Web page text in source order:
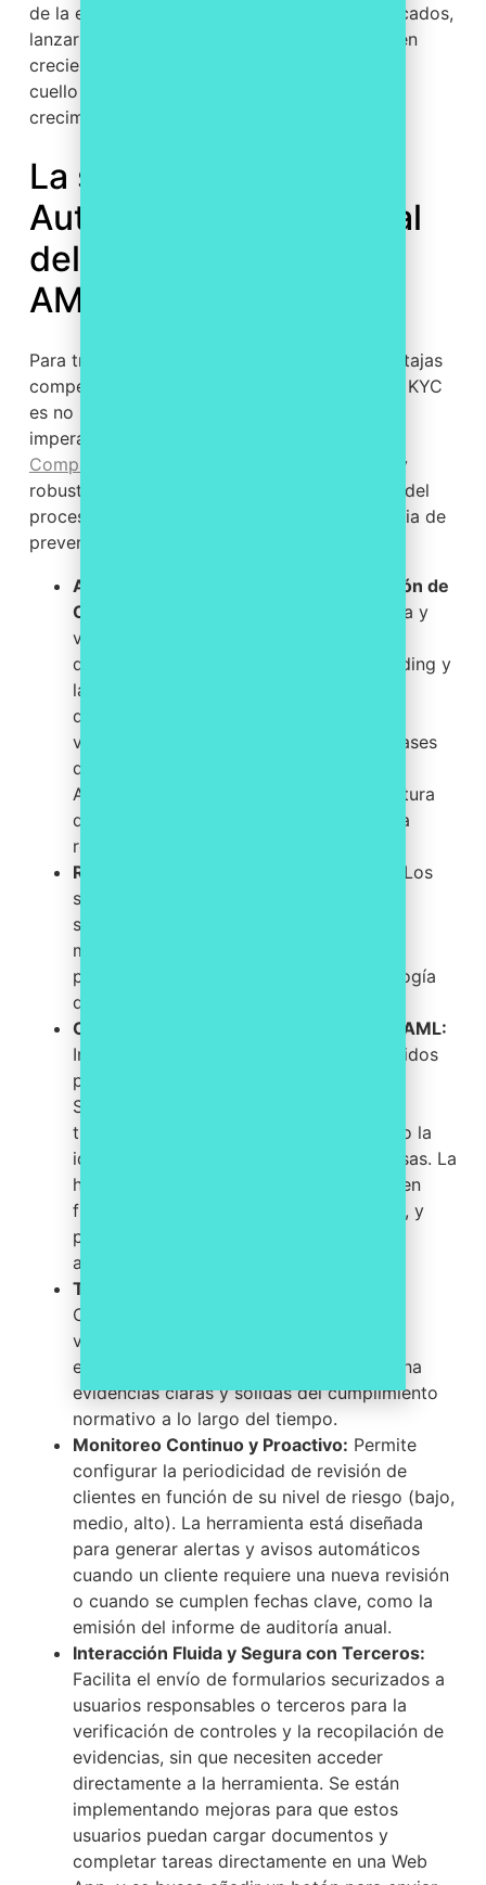
de la empresa para expandirse a nuevos mercados,
lanzar nuevos productos o atender un volumen
creciente de clientes. Esto se convierte en un
cuello de botella que frena el potencial de
crecimiento.
La solución definitiva:
Automatización integral
del KYC con Compass
AML
Para transformar estos costes ocultos en ventajas
competitivas tangibles, la automatización del KYC
es no solo una opción, sino una necesidad
imperante. Herramientas de vanguardia como
Compass AML
ofrecen una solución integral y
robusta, diseñada para optimizar cada etapa del
proceso de cumplimiento normativo en materia de
prevención de blanqueo de capitales:
Agilidad en la Identificación y Verificación de
Clientes:
Compass AML permite la carga y
validación de formularios KYC de forma
digital, agilizando el proceso de onboarding y
la revisión de información. Se están
desarrollando funcionalidades para la
validación de DNI a través de API con bases
de datos como la Seguridad Social y la
Agencia Tributaria, y se trabaja en la lectura
de datos de documentos para eliminar la
redundancia de la entrada manual.
Reducción Drástica del Error Humano:
Los
sistemas automatizados eliminan la
subjetividad y la posibilidad de fallos
manuales, asegurando la coherencia y
precisión en la aplicación de la metodología
de análisis de riesgos.
Optimización de la Gestión de Riesgos AML:
Incorpora catálogos de riesgos predefinidos
por organismos reguladores como el
SEPBLAC y el Tesoro, adaptándose a la
tipología de sujeto obligado y facilitando la
identificación de operaciones sospechosas. La
herramienta propone un nivel de riesgo en
función de los datos del sujeto obligado, y
permite la personalización de riesgos
adicionales si el cliente lo requiere.
Trazabilidad Completa e Indiscutible:
Compass AML registra cada acción,
valoración y modificación, lo que facilita
enormemente las auditorías y proporciona
evidencias claras y sólidas del cumplimiento
normativo a lo largo del tiempo.
Monitoreo Continuo y Proactivo: Permite
configurar la periodicidad de revisión de
clientes en función de su nivel de riesgo (bajo,
medio, alto). La herramienta está diseñada
para generar alertas y avisos automáticos
cuando un cliente requiere una nueva revisión
o cuando se cumplen fechas clave, como la
emisión del informe de auditoría anual.
Interacción Fluida y Segura con Terceros:
Facilita el envío de formularios securizados a
usuarios responsables o terceros para la
verificación de controles y la recopilación de
evidencias, sin que necesiten acceder
directamente a la herramienta. Se están
implementando mejoras para que estos
usuarios puedan cargar documentos y
completar tareas directamente en una Web